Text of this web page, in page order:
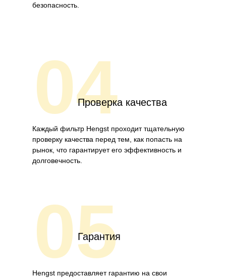
безопасность.
04Проверка качества
Каждый фильтр Hengst проходит тщательную
проверку качества перед тем, как попасть на
рынок, что гарантирует его эффективность и
долговечность.
05
Гарантия
Hengst предоставляет гарантию на свои